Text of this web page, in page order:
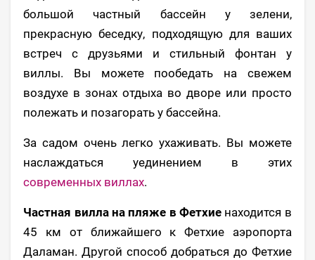
большой частный бассейн у зелени,
прекрасную беседку, подходящую для ваших
встреч с друзьями и стильный фонтан у
виллы. Вы можете пообедать на свежем
воздухе в зонах отдыха во дворе или просто
полежать и позагорать у бассейна.
За садом очень легко ухаживать. Вы можете
наслаждаться уединением в этих
современных виллах.
Частная вилла на пляже в Фетхие находится в
45 км от ближайшего к Фетхие аэропорта
Даламан. Другой способ добраться до Фетхие